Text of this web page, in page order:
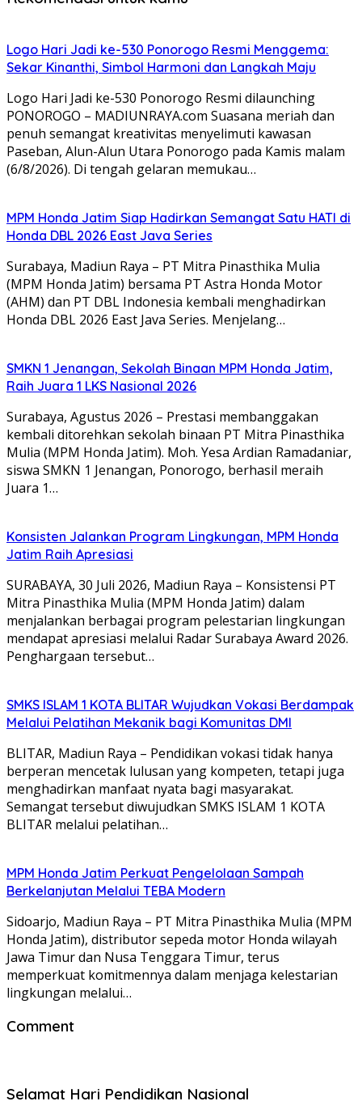
Logo Hari Jadi ke-530 Ponorogo Resmi Menggema:
Sekar Kinanthi, Simbol Harmoni dan Langkah Maju
Logo Hari Jadi ke-530 Ponorogo Resmi dilaunching
PONOROGO – MADIUNRAYA.com Suasana meriah dan
penuh semangat kreativitas menyelimuti kawasan
Paseban, Alun-Alun Utara Ponorogo pada Kamis malam
(6/8/2026). Di tengah gelaran memukau…
MPM Honda Jatim Siap Hadirkan Semangat Satu HATI di
Honda DBL 2026 East Java Series
Surabaya, Madiun Raya – PT Mitra Pinasthika Mulia
(MPM Honda Jatim) bersama PT Astra Honda Motor
(AHM) dan PT DBL Indonesia kembali menghadirkan
Honda DBL 2026 East Java Series. Menjelang…
SMKN 1 Jenangan, Sekolah Binaan MPM Honda Jatim,
Raih Juara 1 LKS Nasional 2026
Surabaya, Agustus 2026 – Prestasi membanggakan
kembali ditorehkan sekolah binaan PT Mitra Pinasthika
Mulia (MPM Honda Jatim). Moh. Yesa Ardian Ramadaniar,
siswa SMKN 1 Jenangan, Ponorogo, berhasil meraih
Juara 1…
Konsisten Jalankan Program Lingkungan, MPM Honda
Jatim Raih Apresiasi
SURABAYA, 30 Juli 2026, Madiun Raya – Konsistensi PT
Mitra Pinasthika Mulia (MPM Honda Jatim) dalam
menjalankan berbagai program pelestarian lingkungan
mendapat apresiasi melalui Radar Surabaya Award 2026.
Penghargaan tersebut…
SMKS ISLAM 1 KOTA BLITAR Wujudkan Vokasi Berdampak
Melalui Pelatihan Mekanik bagi Komunitas DMI
BLITAR, Madiun Raya – Pendidikan vokasi tidak hanya
berperan mencetak lulusan yang kompeten, tetapi juga
menghadirkan manfaat nyata bagi masyarakat.
Semangat tersebut diwujudkan SMKS ISLAM 1 KOTA
BLITAR melalui pelatihan…
MPM Honda Jatim Perkuat Pengelolaan Sampah
Berkelanjutan Melalui TEBA Modern
Sidoarjo, Madiun Raya – PT Mitra Pinasthika Mulia (MPM
Honda Jatim), distributor sepeda motor Honda wilayah
Jawa Timur dan Nusa Tenggara Timur, terus
memperkuat komitmennya dalam menjaga kelestarian
lingkungan melalui…
Comment
Selamat Hari Pendidikan Nasional